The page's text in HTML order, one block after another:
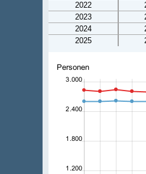
2022
2023
2024
2025